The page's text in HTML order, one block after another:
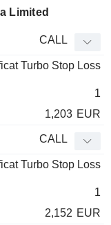
Limited
Cours
CALL
Turbo Stop Loss
1
1,203 EUR
CALL
Turbo Stop Loss
1
2,152 EUR